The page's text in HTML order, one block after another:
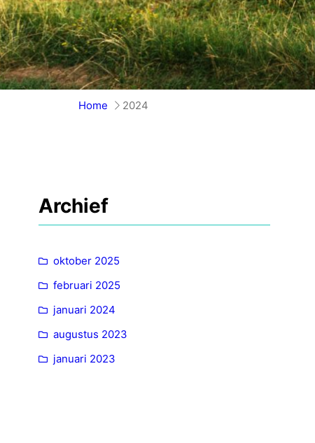
Home 2024
Archief
oktober 2025
februari 2025
januari 2024
augustus 2023
januari 2023